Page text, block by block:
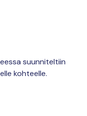
suunniteltiin
kohteelle.